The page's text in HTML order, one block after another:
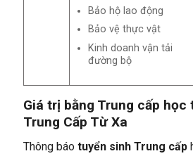
Bảo hộ lao động
Bảo vệ thực vật
Kinh doanh vận tải
đường bộ
Giá trị bằng Trung cấp học
Trung Cấp Từ Xa
Thông báo tuyển sinh Trung cấp